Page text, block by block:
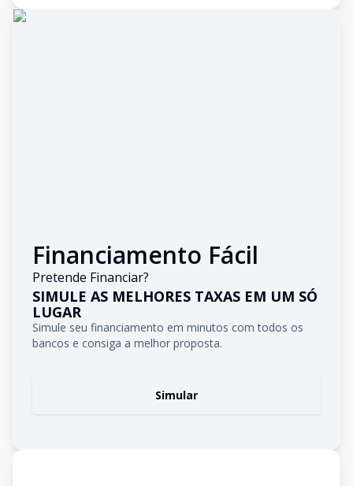
Financiamento Fácil
Pretende Financiar?
SIMULE AS MELHORES TAXAS EM UM SÓ
LUGAR
Simule seu financiamento em minutos com todos os
bancos e consiga a melhor proposta.
Simular